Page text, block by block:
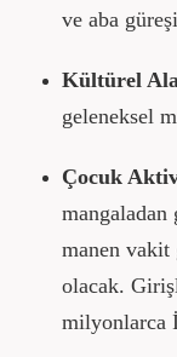
ve aba
Kültürel
geleneksel
Çocuk
mangaladan
manen
olacak.
milyonlarca